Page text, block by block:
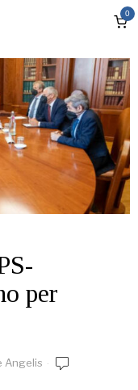
0
per
Angelis